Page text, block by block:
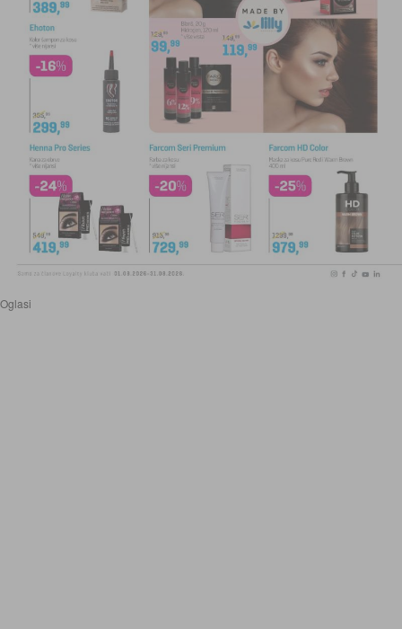
Oglasi